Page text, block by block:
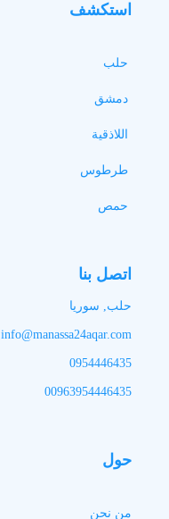
استكشف
حلب
دمشق
اللاذقية
طرطوس
حمص
اتصل بنا
حلب, سوريا
info@manassa24aqar.com
0954446435
00963954446435
حول
من نحن